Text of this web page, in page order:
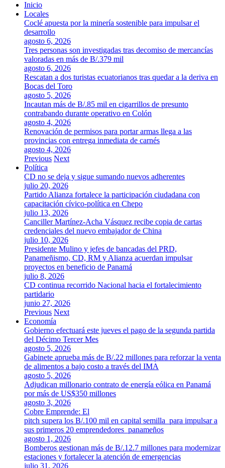
Inicio
Locales
Coclé apuesta por la minería sostenible para impulsar el
desarrollo
agosto 6, 2026
Tres personas son investigadas tras decomiso de mercancías
valoradas en más de B/.379 mil
agosto 6, 2026
Rescatan a dos turistas ecuatorianos tras quedar a la deriva en
Bocas del Toro
agosto 5, 2026
Incautan más de B/.85 mil en cigarrillos de presunto
contrabando durante operativo en Colón
agosto 4, 2026
Renovación de permisos para portar armas llega a las
provincias con entrega inmediata de carnés
agosto 4, 2026
Previous Next
Política
CD no se deja y sigue sumando nuevos adherentes
julio 20, 2026
Partido Alianza fortalece la participación ciudadana con
capacitación cívico-política en Chepo
julio 13, 2026
Canciller Martínez-Acha Vásquez recibe copia de cartas
credenciales del nuevo embajador de China
julio 10, 2026
Presidente Mulino y jefes de bancadas del PRD,
Panameñismo, CD, RM y Alianza acuerdan impulsar
proyectos en beneficio de Panamá
julio 8, 2026
CD continua recorrido Nacional hacia el fortalecimiento
partidario
junio 27, 2026
Previous Next
Economía
Gobierno efectuará este jueves el pago de la segunda partida
del Décimo Tercer Mes
agosto 5, 2026
Gabinete aprueba más de B/.22 millones para reforzar la venta
de alimentos a bajo costo a través del IMA
agosto 5, 2026
Adjudican millonario contrato de energía eólica en Panamá
por más de US$350 millones
agosto 3, 2026
Cobre Emprende: El
pitch supera los B/.100 mil en capital semilla para impulsar a
sus primeros 20 emprendedores panameños
agosto 1, 2026
Bomberos gestionan más de B/.12.7 millones para modernizar
estaciones y fortalecer la atención de emergencias
julio 31, 2026